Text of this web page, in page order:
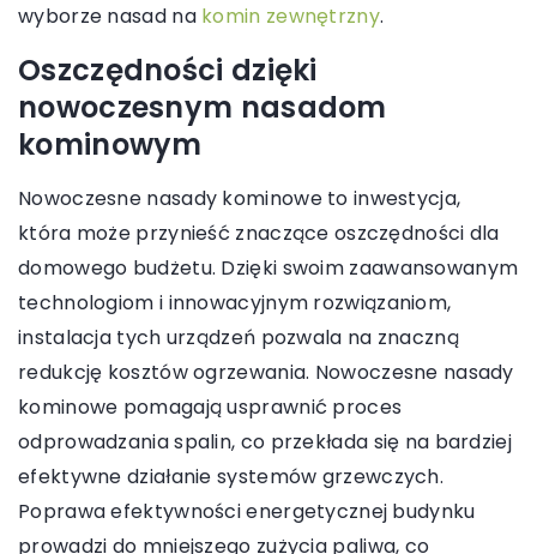
wyborze nasad na komin zewnętrzny.
Oszczędności dzięki
nowoczesnym nasadom
kominowym
Nowoczesne nasady kominowe to inwestycja,
która może przynieść znaczące oszczędności dla
domowego budżetu. Dzięki swoim zaawansowanym
technologiom i innowacyjnym rozwiązaniom,
instalacja tych urządzeń pozwala na znaczną
redukcję kosztów ogrzewania. Nowoczesne nasady
kominowe pomagają usprawnić proces
odprowadzania spalin, co przekłada się na bardziej
efektywne działanie systemów grzewczych.
Poprawa efektywności energetycznej budynku
prowadzi do mniejszego zużycia paliwa, co